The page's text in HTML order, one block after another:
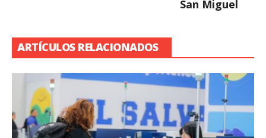
San Miguel
ARTÍCULOS RELACIONADOS